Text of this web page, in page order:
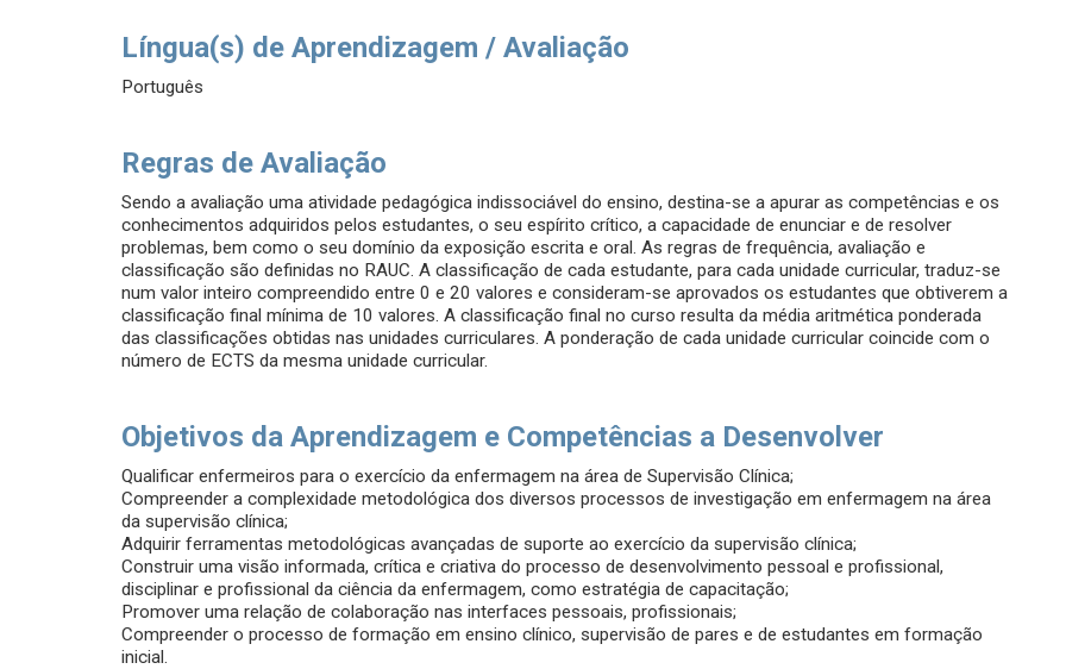
Língua(s) de Aprendizagem / Avaliação
Português
Regras de Avaliação
Sendo a avaliação uma atividade pedagógica indissociável do ensino, destina-se a apurar as competências e os
conhecimentos adquiridos pelos estudantes, o seu espírito crítico, a capacidade de enunciar e de resolver
problemas, bem como o seu domínio da exposição escrita e oral. As regras de frequência, avaliação e
classificação são definidas no RAUC. A classificação de cada estudante, para cada unidade curricular, traduz-se
num valor inteiro compreendido entre 0 e 20 valores e consideram-se aprovados os estudantes que obtiverem a
classificação final mínima de 10 valores. A classificação final no curso resulta da média aritmética ponderada
das classificações obtidas nas unidades curriculares. A ponderação de cada unidade curricular coincide com o
número de ECTS da mesma unidade curricular.
Objetivos da Aprendizagem e Competências a Desenvolver
Qualificar enfermeiros para o exercício da enfermagem na área de Supervisão Clínica;
Compreender a complexidade metodológica dos diversos processos de investigação em enfermagem na área
da supervisão clínica;
Adquirir ferramentas metodológicas avançadas de suporte ao exercício da supervisão clínica;
Construir uma visão informada, crítica e criativa do processo de desenvolvimento pessoal e profissional,
disciplinar e profissional da ciência da enfermagem, como estratégia de capacitação;
Promover uma relação de colaboração nas interfaces pessoais, profissionais;
Compreender o processo de formação em ensino clínico, supervisão de pares e de estudantes em formação
inicial.